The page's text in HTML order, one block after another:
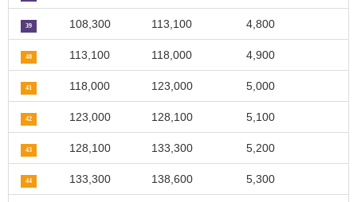
39 108,300 113,100 4,800
40 113,100 118,000 4,900
41 118,000 123,000 5,000
42 123,000 128,100 5,100
43 128,100 133,300 5,200
44 133,300 138,600 5,300